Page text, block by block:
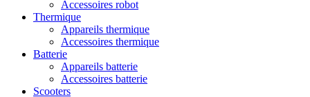
Accessoires robot
Thermique
Appareils thermique
Accessoires thermique
Batterie
Appareils batterie
Accessoires batterie
Scooters